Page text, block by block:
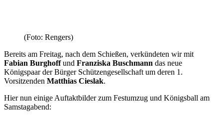
(Foto: Rengers)
Bereits am Freitag, nach dem Schießen, verkündeten wir mit
Fabian Burghoffund Franziska Buschmann das neue
Königspaar der Bürger Schützengesellschaft um deren 1.
Vorsitzenden Matthias Cieslak.
Hier nun einige Auftaktbilder zum Festumzug und Königsball am
Samstagabend: